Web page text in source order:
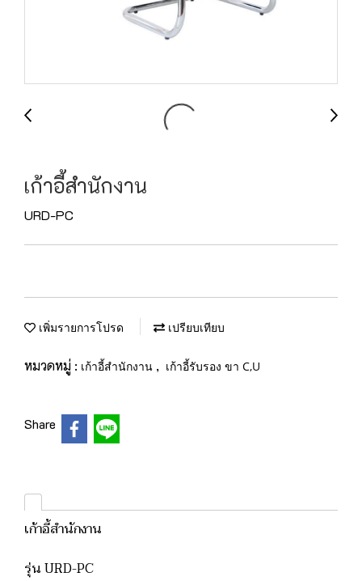
เก้าอี้สำนักงาน
URD-PC
เพิ่มรายการโปรด เปรียบเทียบ
หมวดหมู่ : เก้าอี้สำนักงาน , เก้าอี้รับรอง ขา C,U
Share
เก้าอี้สำนักงาน
รุ่น URD-PC